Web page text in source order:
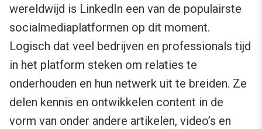
wereldwijd is LinkedIn een van de populairste
socialmediaplatformen op dit moment.
Logisch dat veel bedrijven en professionals tijd
in het platform steken om relaties te
onderhouden en hun netwerk uit te breiden. Ze
delen kennis en ontwikkelen content in de
vorm van onder andere artikelen, video’s en